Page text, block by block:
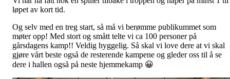
løpet av kort tid.
Og selv med en treg start, så må vi berømme publikummet som
møter opp! Med stort og smått telte vi ca 100 personer på
gårsdagens kamp!! Veldig hyggelig. Så skal vi love dere at vi skal
gjøre vårt beste også de resterende kampene og gleder oss til å se
dere i hallen også på neste hjemmekamp 😀